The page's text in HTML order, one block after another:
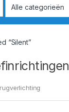
“Silent”